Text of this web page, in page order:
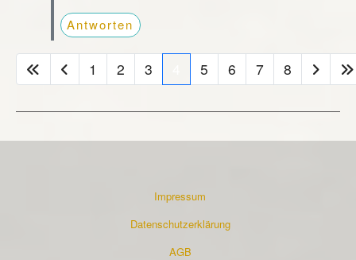
Antworten
1 2 3 5 6 7 8
Impressum
Datenschutzerklärung
AGB